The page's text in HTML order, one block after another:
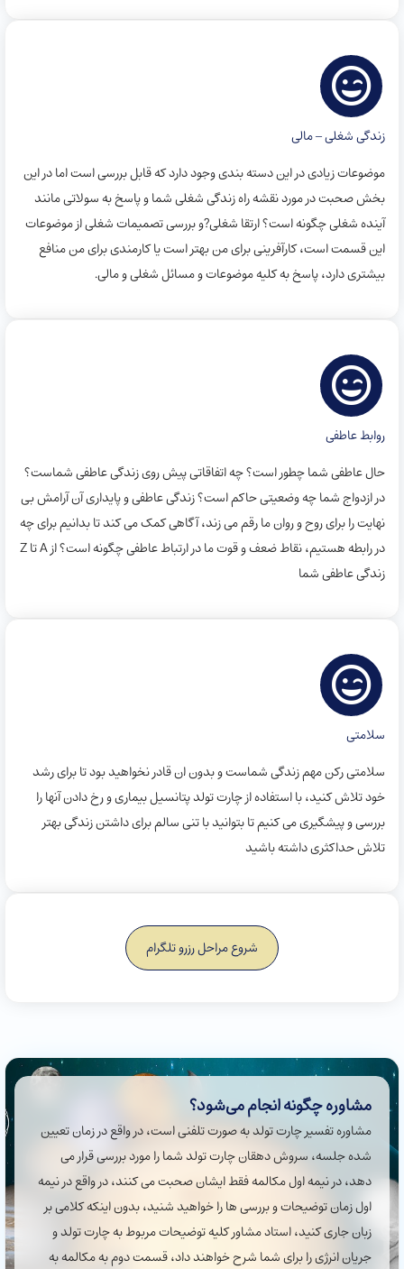
زندگی شغلی – مالی
موضوعات زیادی در این دسته بندی وجود دارد که قابل بررسی است اما در این
بخش صحبت در مورد نقشه راه زندگی شغلی شما و پاسخ به سولاتی مانند
آینده شغلی چگونه است؟‌ ارتقا شغلی?و بررسی تصمیمات شغلی از موضوعات
این قسمت است، کارآفرینی برای من بهتر است یا کارمندی برای من منافع
بیشتری دارد، پاسخ به کلیه موضوعات و مسائل شغلی و مالی.
روابط عاطفی
حال عاطفی شما چطور است؟ چه اتفاقاتی پیش روی زندگی عاطفی شماست؟‌
در ازدواج شما چه وضعیتی حاکم است‌؟ زندگی عاطفی و پایداری آن آرامش بی
نهایت را برای روح و روان ما رقم می زند، آگاهی کمک می کند تا بدانیم برای چه
در رابطه هستیم، نقاط ضعف و قوت ما در ارتباط عاطفی چگونه است؟‌ از ‌A تا Z
زندگی عاطفی شما
سلامتی
سلامتی رکن مهم زندگی شماست و بدون ان قادر نخواهید بود تا برای رشد
خود تلاش کنید، با استفاده از چارت تولد پتانسیل بیماری و رخ دادن آنها را
بررسی و پیشگیری می کنیم تا بتوانید با تنی سالم برای داشتن زندگی بهتر
تلاش حداکثری داشته باشید
شروع مراحل رزرو تلگرام
مشاوره چگونه انجام می‌شود؟
مشاوره تفسیر چارت تولد به صورت تلفنی است، در واقع در زمان تعیین
شده جلسه، سروش دهقان چارت تولد شما را مورد بررسی قرار می
دهد، در نیمه اول مکالمه فقط ایشان صحبت می کنند، در واقع در نیمه
اول زمان توضیحات و بررسی ها را خواهید شنید، بدون اینکه کلامی بر
زبان جاری کنید، استاد مشاور کلیه توضیحات مربوط به چارت تولد و
جریان انرژی را برای شما شرح خواهند داد، قسمت دوم به مکالمه به